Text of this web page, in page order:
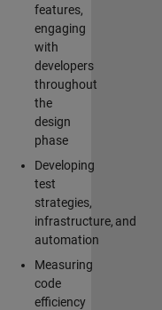
features,
engaging
with
developers
throughout
the
design
phase
Developing
test
strategies,
infrastructure, and
automation
Measuring
code
efficiency